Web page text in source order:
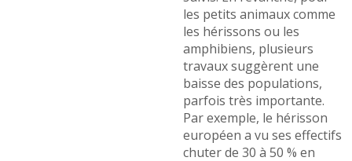
les petits animaux comme
les hérissons ou les
amphibiens, plusieurs
travaux suggèrent une
baisse des populations,
parfois très importante.
Par exemple, le hérisson
européen a vu ses effectifs
chuter de 30 à 50 % en